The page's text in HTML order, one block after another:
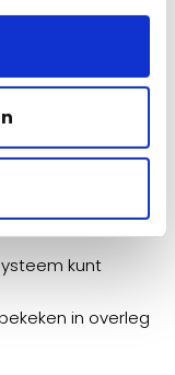
van de
u aan toe
gebouwd
&
telefoon &
kunt
in overleg